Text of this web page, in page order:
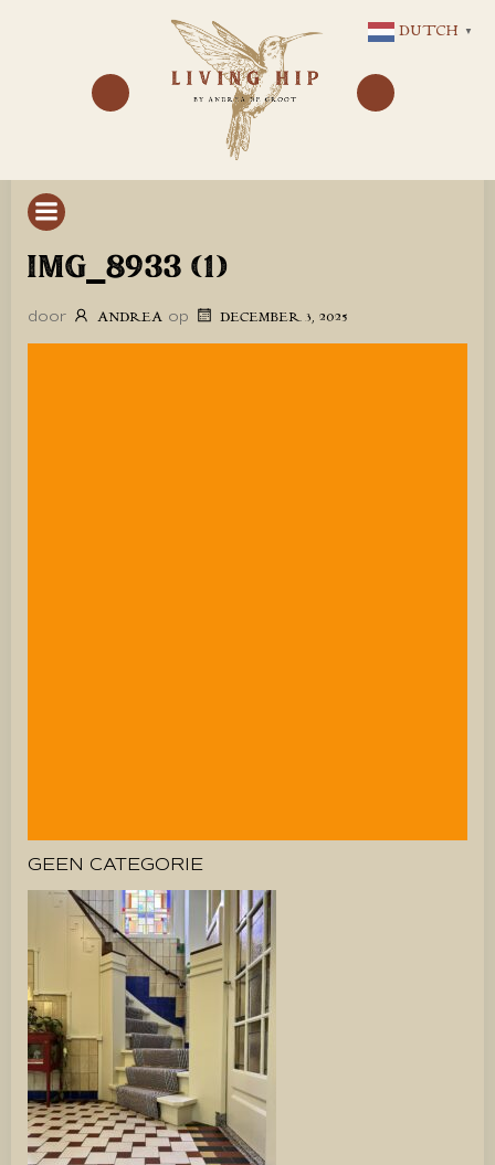
NAAR
DE
INHOUD
IMG_8933 (1)
door ANDREA op DECEMBER 3, 2025
GEEN CATEGORIE
DUTCH ▼